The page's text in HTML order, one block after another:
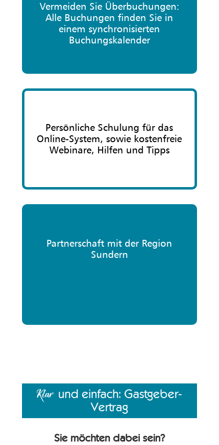
Vermeiden Sie Überbuchungen:
Alle Buchungen finden Sie in
einem synchronisierten
Buchungskalender
Persönliche Schulung für das
Online-System, sowie kostenfreie
Webinare, Hilfen und Tipps
Partnerschaft mit der Region
Sundern
Klar und einfach: Gastgeber-
Vertrag
Sie möchten dabei sein?